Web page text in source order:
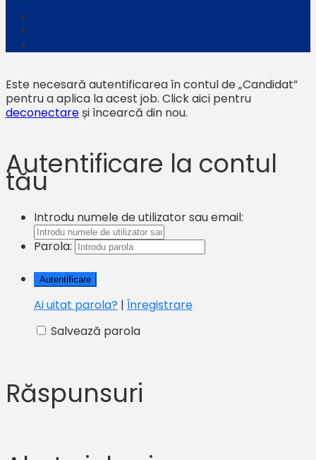
Este necesară autentificarea în contul de „Candidat”
pentru a aplica la acest job. Click aici pentru
deconectare și încearcă din nou.
Autentificare la contul
tău
Introdu numele de utilizator sau email:
Parola:
Ai uitat parola? | Înregistrare
Salvează parola
Răspunsuri